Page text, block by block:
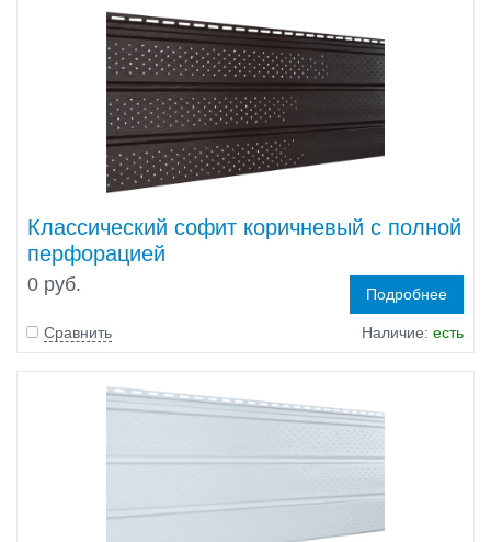
Классический софит коричневый с полной
перфорацией
0 руб. Подробнее
Сравнить Наличие: есть